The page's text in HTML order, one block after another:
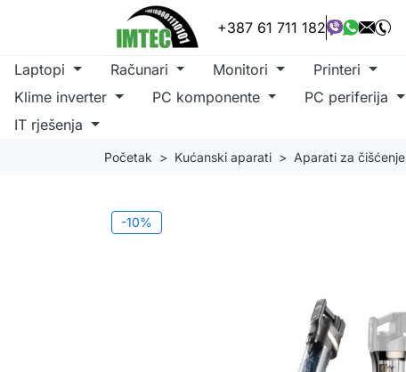
+387 61 711 182
Laptopi Računari Monitori Printeri
Klime inverter
PC komponente PC periferija
IT rješenja
Početak Kućanski aparati Aparati za čišćenje
-10%